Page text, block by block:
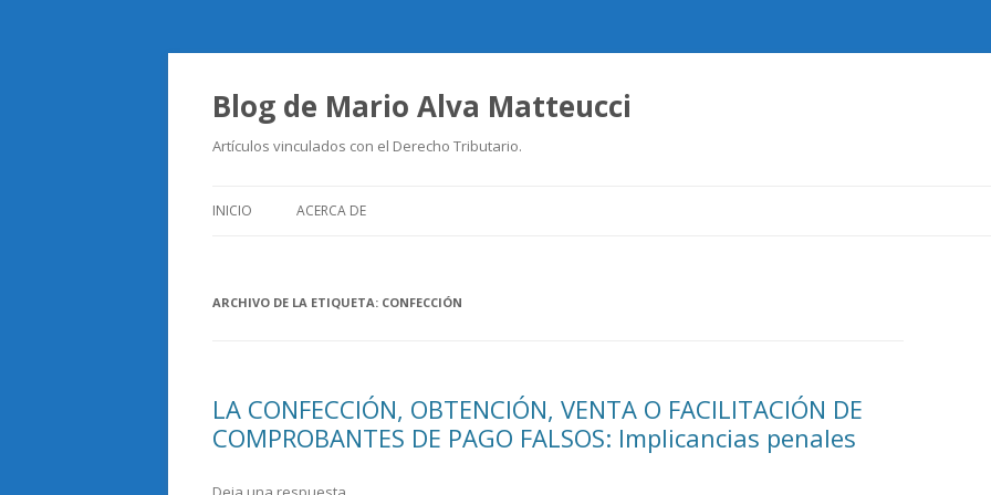
Blog de Mario Alva Matteucci
Artículos vinculados con el Derecho Tributario.
INICIO ACERCA DE
ARCHIVO DE LA ETIQUETA: CONFECCIÓN
LA CONFECCIÓN, OBTENCIÓN, VENTA O FACILITACIÓN DE
COMPROBANTES DE PAGO FALSOS: Implicancias penales